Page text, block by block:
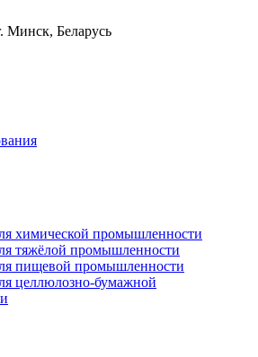
Минск, Беларусь
химической промышленности
тяжёлой промышленности
пищевой промышленности
целлюлозно-бумажной